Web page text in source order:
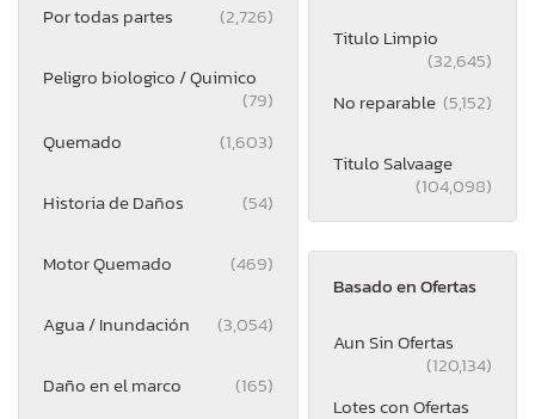
Por todas partes (2,726)
Peligro biologico / Quimico
(79)
Quemado
(1,603)
Historia de Daños (54)
Motor Quemado (469)
Agua / Inundación (3,054)
Daño en el marco (165)
Titulo Limpio
(32,645)
No reparable (5,152)
Titulo Salvaage
(104,098)
Basado en Ofertas
Aun Sin Ofertas
(120,134)
Lotes con Ofertas